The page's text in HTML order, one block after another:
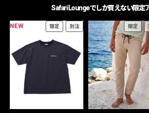
Safari Loungeでしか買えない限定
NEW 限定 別注 限定